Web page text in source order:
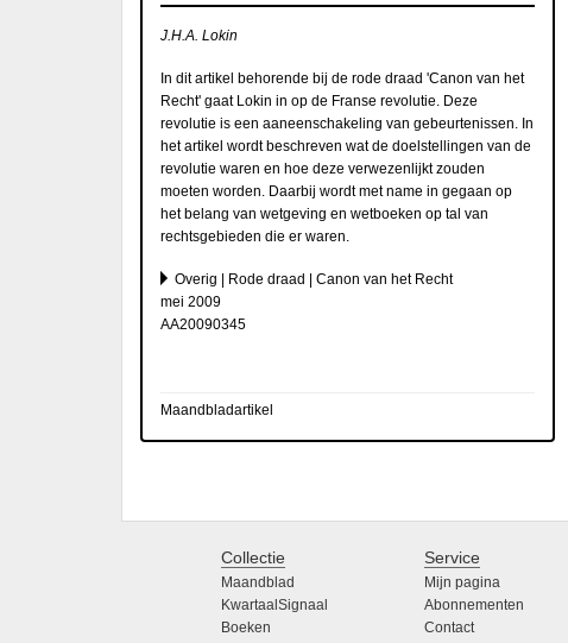
J.H.A. Lokin
In dit artikel behorende bij de rode draad 'Canon van het
Recht' gaat Lokin in op de Franse revolutie. Deze
revolutie is een aaneenschakeling van gebeurtenissen. In
het artikel wordt beschreven wat de doelstellingen van de
revolutie waren en hoe deze verwezenlijkt zouden
moeten worden. Daarbij wordt met name in gegaan op
het belang van wetgeving en wetboeken op tal van
rechtsgebieden die er waren.
Overig | Rode draad | Canon van het Recht
mei 2009
AA20090345
Maandbladartikel
Collectie
Maandblad
KwartaalSignaal
Boeken
Service
Mijn pagina
Abonnementen
Contact